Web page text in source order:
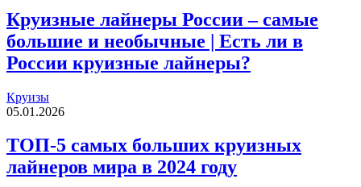
Круизные лайнеры России – самые
большие и необычные | Есть ли в
России круизные лайнеры?
Круизы
05.01.2026
ТОП-5 самых больших круизных
лайнеров мира в 2024 году